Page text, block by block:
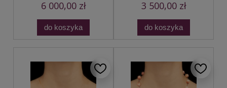
6 000,00 zł
do koszyka
3 500,00 zł
do koszyka